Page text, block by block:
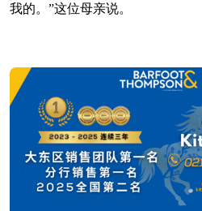
我的。”这位母亲说。